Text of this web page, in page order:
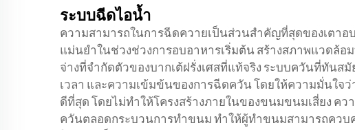
ระบบฉีดไอน้ำ
ความสามารถในการฉีดควายเป็นส่วนสําคัญที่สุดของเตา
แม่นยําในช่วงช่วงการอบอาหารเริ่มต้น สร้างสภาพแวดล้
จ่างที่จํากัดตัวของบากเต้ฝรั่งเศสที่แท้จริง ระบบควันที่ทันส
เวลา และความเข้มข้นของการฉีดควัน โดยให้ความมั่นใ
ดีที่สุด โดยไม่ทําให้โครงสร้างภายในของขนมขนมเสี่ยง ค
ควันตลอดกระบวนการทําขนม ทําให้ผู้ทําขนมสามารถคว